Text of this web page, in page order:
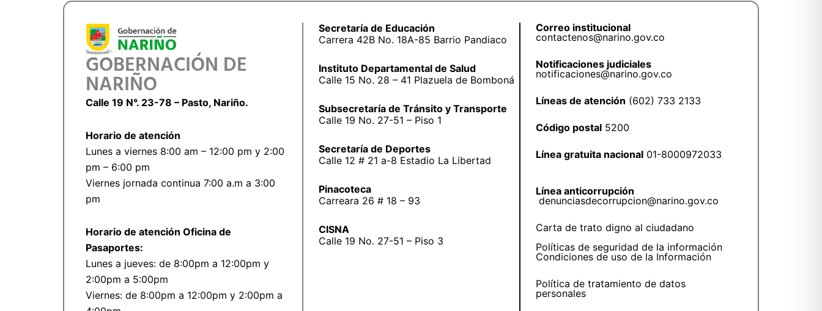
GOBERNACIÓN DE
NARIÑO
Calle 19 N°. 23-78 – Pasto, Nariño.
Horario de atención
Lunes a viernes 8:00 am – 12:00 pm y 2:00
pm – 6:00 pm
Viernes jornada continua 7:00 a.m a 3:00
pm
Horario de atención Oficina de
Pasaportes:
Lunes a jueves: de 8:00pm a 12:00pm y
2:00pm a 5:00pm
Viernes: de 8:00pm a 12:00pm y 2:00pm a
Secretaría de Educación
Carrera 42B No. 18A-85 Barrio Pandiaco
Instituto Departamental de Salud
Calle 15 No. 28 – 41 Plazuela de Bomboná
Subsecretaría de Tránsito y Transporte
Calle 19 No. 27-51 – Piso 1
Secretaría de Deportes
Calle 12 # 21 a-8 Estadio La Libertad
Pinacoteca
Carreara 26 # 18 – 93
CISNA
Calle 19 No. 27-51 – Piso 3
Correo institucional
contactenos@narino.gov.co
Notificaciones judiciales
notificaciones@narino.gov.co
Líneas de atención (602) 733 2133
Código postal 5200
Línea gratuita nacional 01-8000972033
Línea anticorrupción
denunciasdecorrupcion@narino.gov.co
Carta de trato digno al ciudadano
Políticas de seguridad de la información
Condiciones de uso de la Información
Política de tratamiento de datos
personales